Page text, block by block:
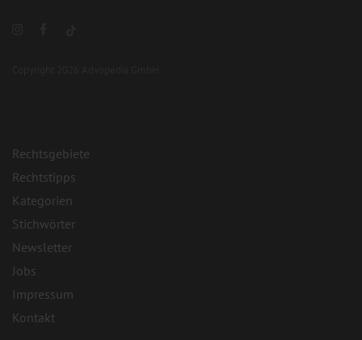
Rechtsgebiete
Rechtstipps
Kategorien
Stichwörter
Newsletter
Jobs
Impressum
Kontakt